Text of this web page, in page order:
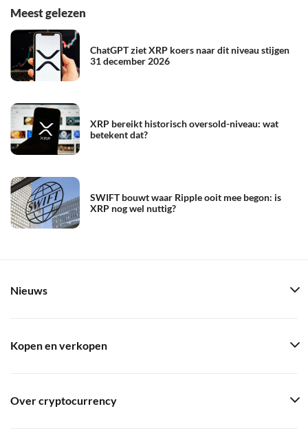
Meest gelezen
ChatGPT ziet XRP koers naar dit niveau stijgen
31 december 2026
XRP bereikt historisch oversold-niveau: wat
betekent dat?
SWIFT bouwt waar Ripple ooit mee begon: is
XRP nog wel nuttig?
Nieuws
Kopen en verkopen
Over cryptocurrency